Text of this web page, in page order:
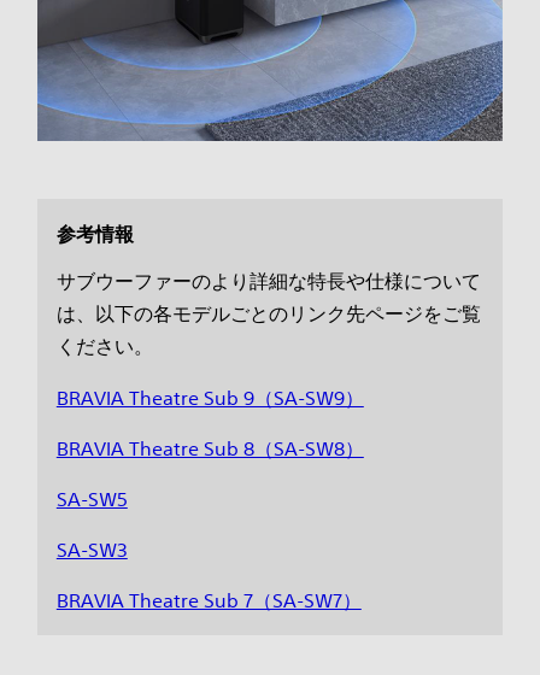
参考情報
サブウーファーのより詳細な特長や仕様について
は、以下の各モデルごとのリンク先ページをご覧
ください。
BRAVIA Theatre Sub 9（SA-SW9）
BRAVIA Theatre Sub 8（SA-SW8）
SA-SW5
SA-SW3
BRAVIA Theatre Sub 7（SA-SW7）